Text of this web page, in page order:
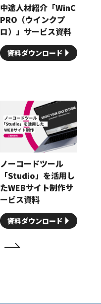
中途人材紹介「WinC
PRO（ウインクプ
ロ）」サービス資料
資料ダウンロード
ノーコードツール
「Studio」を活用し
たWEBサイト制作サ
ービス資料
資料ダウンロード